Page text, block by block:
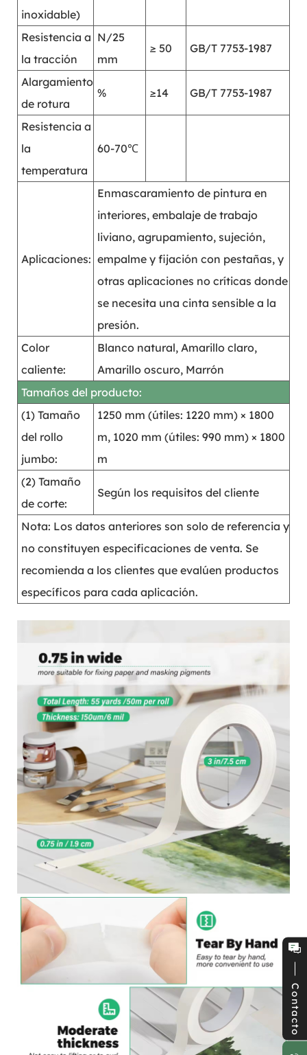
inoxidable)
Resistencia a
la tracción
N/25
mm
≥ 50 GB/T 7753-1987
Alargamiento
de rotura
% ≥14 GB/T 7753-1987
Resistencia a
la
temperatura
60-70℃
Aplicaciones:
Enmascaramiento de pintura en
interiores, embalaje de trabajo
liviano, agrupamiento, sujeción,
empalme y fijación con pestañas, y
otras aplicaciones no críticas donde
se necesita una cinta sensible a la
presión.
Color
caliente:
Blanco natural, Amarillo claro,
Amarillo oscuro, Marrón
Tamaños del producto:
(1) Tamaño
del rollo
jumbo:
1250 mm (útiles: 1220 mm) × 1800
m, 1020 mm (útiles: 990 mm) × 1800
m
(2) Tamaño
de corte:
Según los requisitos del cliente
Nota: Los datos anteriores son solo de referencia y
no constituyen especificaciones de venta. Se
recomienda a los clientes que evalúen productos
específicos para cada aplicación.
Contacto